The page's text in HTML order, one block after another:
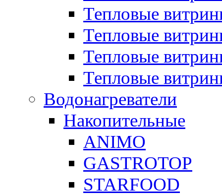
Тепловые
Тепловые
Тепловые
Тепловые
Водонагреватели
Накопительные
ANIMO
GASTROTOP
STARFOOD